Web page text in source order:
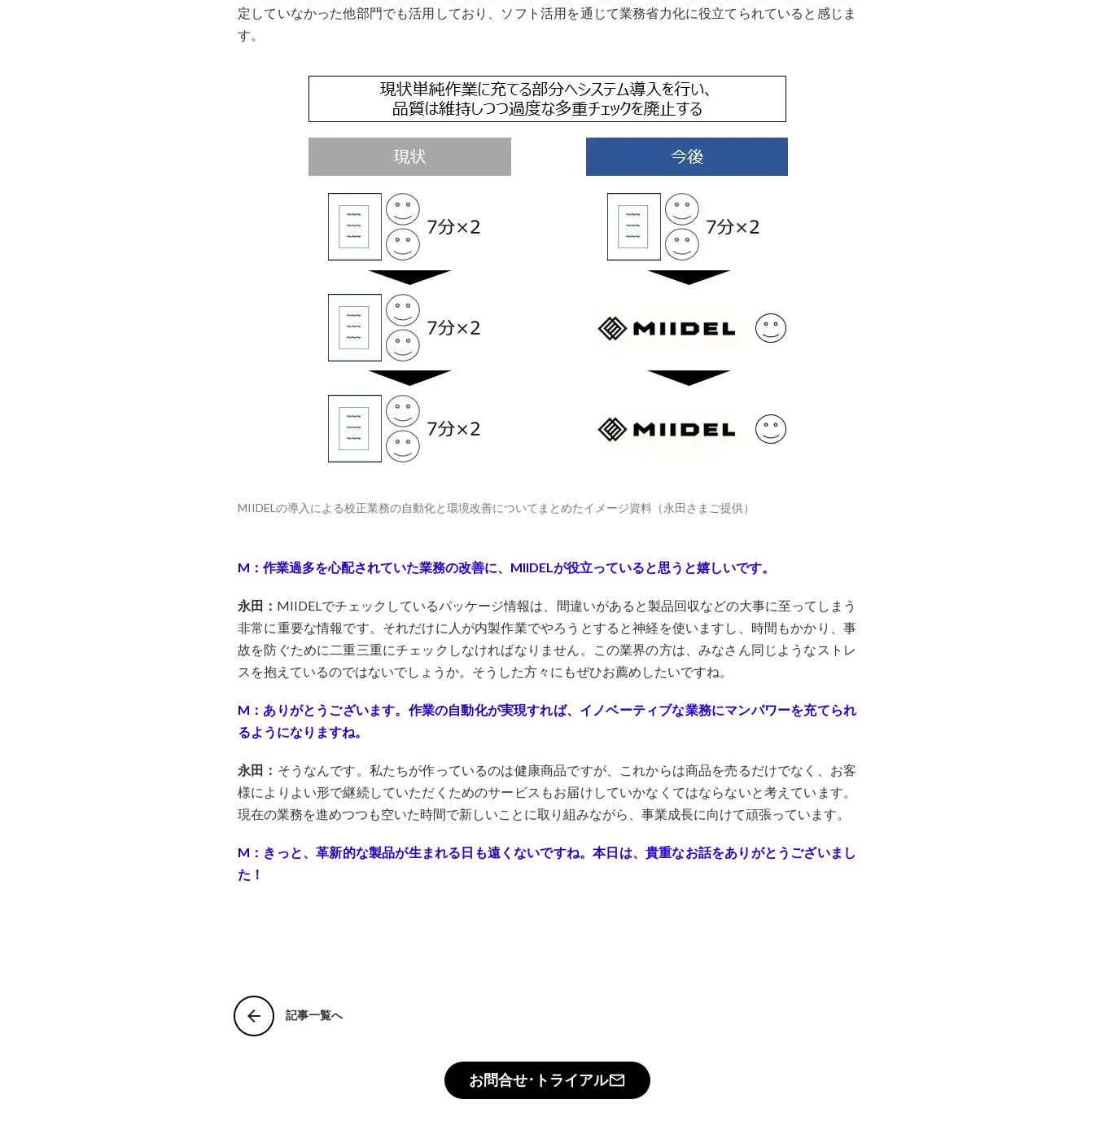
定していなかった他部門でも活用しており、ソフト活用を通じて業務省力化に役立てられていると感じま
す。
MIIDELの導入による校正業務の自動化と環境改善についてまとめたイメージ資料（永田さまご提供）
M：作業過多を心配されていた業務の改善に、MIIDELが役立っていると思うと嬉しいです。
永田： MIIDELでチェックしているパッケージ情報は、間違いがあると製品回収などの大事に至ってしまう
非常に重要な情報です。それだけに人が内製作業でやろうとすると神経を使いますし、時間もかかり、事
故を防ぐために二重三重にチェックしなければなりません。この業界の方は、みなさん同じようなストレ
スを抱えているのではないでしょうか。そうした方々にもぜひお薦めしたいですね。
M：ありがとうございます。作業の自動化が実現すれば、イノベーティブな業務にマンパワーを充てられ
るようになりますね。
永田： そうなんです。私たちが作っているのは健康商品ですが、これからは商品を売るだけでなく、お客
様によりよい形で継続していただくためのサービスもお届けしていかなくてはならないと考えています。
現在の業務を進めつつも空いた時間で新しいことに取り組みながら、事業成長に向けて頑張っています。
M：きっと、革新的な製品が生まれる日も遠くないですね。本日は、貴重なお話をありがとうございまし
た！
arrow_back 記事一覧へ
お問合せ･トライアルmail_outline